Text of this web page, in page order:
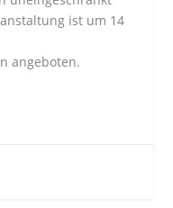
ist um 14
angeboten.